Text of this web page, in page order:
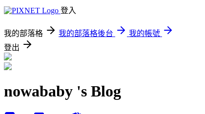
登入
我的部落格 我的部落格後台
我的帳號
登出
nowababy 's Blog